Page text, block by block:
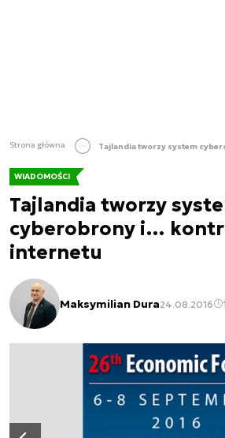
Strona główna Tajlandia tworzy system
WIADOMOŚCI
Tajlandia tworzy
cyberobrony i…
internetu
Maksymilian Dura24.08.2016